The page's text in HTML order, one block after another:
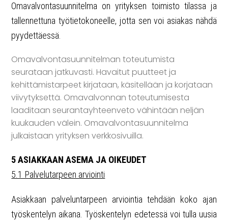
Omavalvontasuunnitelma on yrityksen toimisto tilassa ja
tallennettuna työtietokoneelle, jotta sen voi asiakas nähdä
pyydettäessä.
Omavalvontasuunnitelman toteutumista
seurataan jatkuvasti. Havaitut puutteet ja
kehittämistarpeet kirjataan, käsitellään ja korjataan
viivytyksettä. Omavalvonnan toteutumisesta
laaditaan seurantayhteenveto vähintään neljän
kuukauden välein. Omavalvontasuunnitelma
julkaistaan yrityksen verkkosivuilla.
5 ASIAKKAAN ASEMA JA OIKEUDET
5.1 Palvelutarpeen arviointi
Asiakkaan palveluntarpeen arviointia tehdään koko ajan
työskentelyn aikana. Työskentelyn edetessä voi tulla uusia